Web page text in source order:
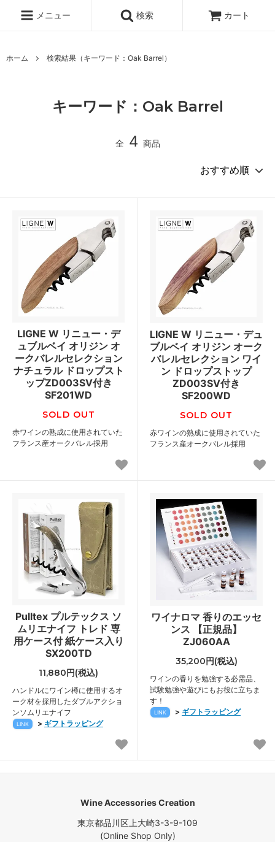
メニュー 検索 カート
ホーム 検索結果（キーワード：Oak Barrel）
キーワード：Oak Barrel
全 4 商品
LIGNE W リニュー・デ
ュブルベイ オリジン オ
ークバレルセレクション
ナチュラル ドロップスト
ップZD003SV付き
SF201WD
SOLD OUT
赤ワインの熟成に使用されていた
フランス産オークバレル採用
LIGNE W リニュー・デュ
ブルベイ オリジン オーク
バレルセレクション ワイ
ン ドロップストップ
ZD003SV付き
SF200WD
SOLD OUT
赤ワインの熟成に使用されていた
フランス産オークバレル採用
Pulltex プルテックス ソ
ムリエナイフ トレド 専
用ケース付 紙ケース入り
SX200TD
11,880円(税込)
ハンドルにワイン樽に使用するオ
ーク材を採用したダブルアクショ
ンソムリエナイフ
LINK > ギフトラッピング
ワイナロマ 香りのエッセ
ンス 【正規品】
ZJ060AA
35,200円(税込)
ワインの香りを勉強する必需品、
試験勉強や遊びにもお役に立ちま
す！
LINK > ギフトラッピング
Wine Accessories Creation
東京都品川区上大崎3-3-9-109
(Online Shop Only)